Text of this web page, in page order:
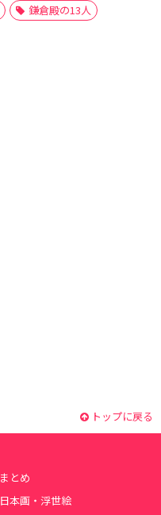
鎌倉殿の13人
トップに戻る
まとめ
日本画・浮世絵